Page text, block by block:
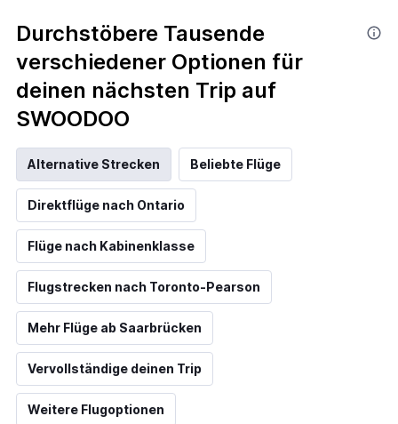
Durchstöbere Tausende
verschiedener Optionen für
deinen nächsten Trip auf
SWOODOO
Alternative Strecken Beliebte Flüge
Direktflüge nach Ontario
Flüge nach Kabinenklasse
Flugstrecken nach Toronto-Pearson
Mehr Flüge ab Saarbrücken
Vervollständige deinen Trip
Weitere Flugoptionen